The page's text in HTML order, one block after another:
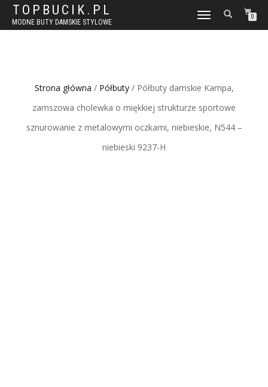
TOPBUCIK.PL
MODNE BUTY DAMSKIE STYLOWE
WŁĄCZ
NAWIGACJĘ
0
Strona główna / Półbuty/ Półbuty damskie Kampa,
zamszowa cholewka o miękkiej strukturze sportowe
sznurowanie z metalowymi oczkami, niebieskie, N544 –
niebieski 9237-H